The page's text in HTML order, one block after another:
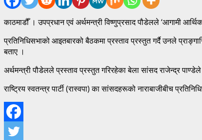
काठमाडौँ । उपप्रधान एवं अर्थमन्त्री विष्णुप्रसाद पौडेलले ‘आगामी
प्रतिनिधिसभाको आइतबारको बैठकमा प्रस्ताव प्रस्तुत गर्दै उनले
बताए ।
अर्थमन्त्री पौडेलले प्रस्ताव प्रस्तुत गरिरहेका बेला सांसद राजेन्द्र
राष्ट्रिय स्वतन्त्र पार्टी (रास्वपा) का सांसदहरूको नाराबाजीबीच